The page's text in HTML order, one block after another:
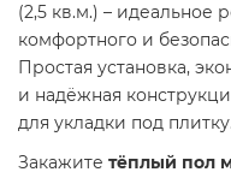
(2,5 кв.м.) – идеальное
комфортного и
Простая установка,
и надёжная
для укладки под плитку.
Закажите тёплый пол